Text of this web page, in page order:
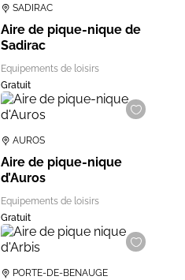
SADIRAC
Aire de pique-nique de
Sadirac
Equipements de loisirs
Gratuit
AUROS
Aire de pique-nique
d’Auros
Equipements de loisirs
Gratuit
PORTE-DE-BENAUGE